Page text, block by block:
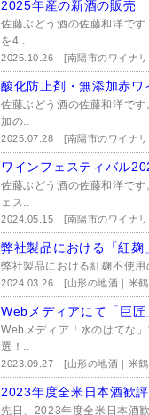
2025年産の新酒の販売
佐藤ぶどう酒の佐藤和洋で
を4..
2025.10.26[南陽市のワイナ
酸化防止剤・無添加赤
佐藤ぶどう酒の佐藤和洋で
加の..
2025.07.28[南陽市のワイナ
ワインフェスティバ
佐藤ぶどう酒の佐藤和洋で
ェス..
2024.05.15[南陽市のワイナ
弊社製品における「紅
弊社製品における紅麹不使
2024.03.26[山形の地酒｜米
Webメディアにて「巨
Webメディア「水のはてな
選！..
2023.09.27[山形の地酒｜米
2023年度全米日本酒歓
先日、2023年度全米日本酒